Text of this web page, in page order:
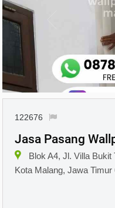
122676
Jasa Pasang
Blok A4, Jl. Villa
Kota Malang, Jawa Timur